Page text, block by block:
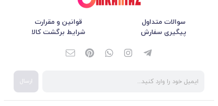
سوالات متداول
قوانین و مقرارت
پیگیری سفارش
شرایط برگشت کالا
ارسال